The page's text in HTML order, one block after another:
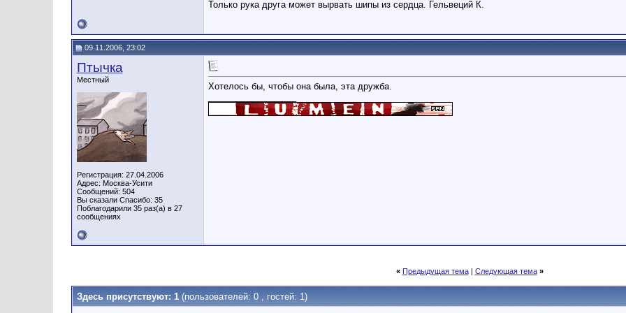
Только рука друга может вырвать шипы из сердца. Гельвеций К.
09.11.2006, 23:02
Птычка
Местный
Регистрация: 27.04.2006
Адрес: Москва-Усити
Сообщений: 504
Вы сказали Спасибо: 35
Поблагодарили 35 раз(а) в 27
сообщениях
Хотелось бы, чтобы она была, эта дружба.
« Предыдущая тема| Следующая тема »
Здесь присутствуют: 1 (пользователей: 0 , гостей: 1)